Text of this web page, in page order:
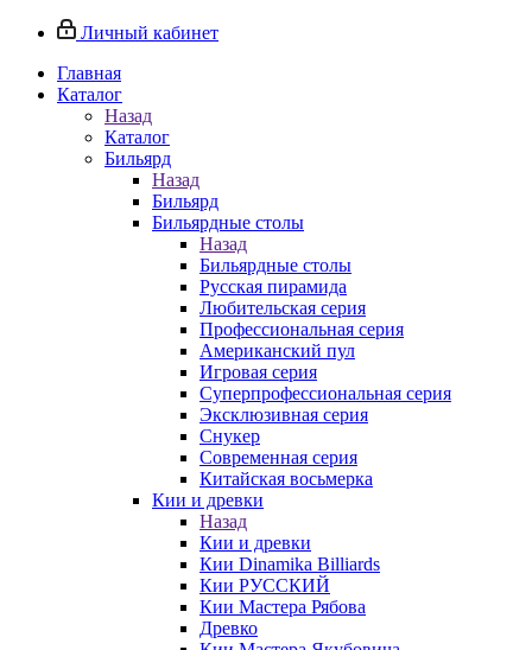
Личный кабинет
Главная
Каталог
Назад
Каталог
Бильярд
Назад
Бильярд
Бильярдные столы
Назад
Бильярдные столы
Русская пирамида
Любительская серия
Профессиональная серия
Американский пул
Игровая серия
Суперпрофессиональная серия
Эксклюзивная серия
Снукер
Современная серия
Китайская восьмерка
Кии и древки
Назад
Кии и древки
Кии Dinamika Billiards
Кии РУССКИЙ
Кии Мастера Рябова
Древко